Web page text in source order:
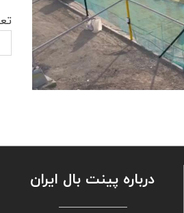
درباره پینت بال ایران